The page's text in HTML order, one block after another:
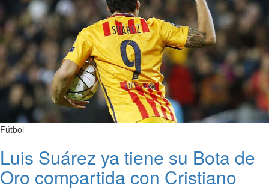
Fútbol
Luis Suárez ya tiene su Bota de
Oro compartida con Cristiano